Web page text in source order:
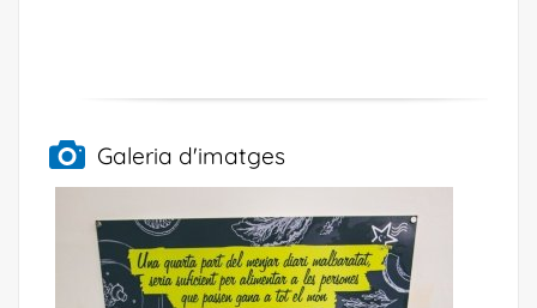
Galeria d'imatges